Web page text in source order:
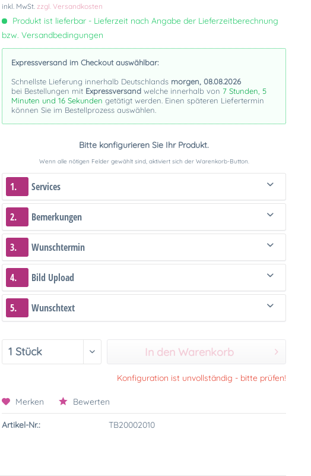
inkl. MwSt.zzgl. Versandkosten
Produkt ist lieferbar - Lieferzeit nach Angabe der Lieferzeitberechnung
bzw. Versandbedingungen
Expressversand im Checkout auswählbar:
Schnellste Lieferung innerhalb Deutschlands morgen, 08.08.2026
bei Bestellungen mit Expressversand welche innerhalb von7 Stunden, 5
Minuten und 16 Sekunden getätigt werden. Einen späteren Liefertermin
können Sie im Bestellprozess auswählen.
Bitte konfigurieren Sie Ihr Produkt.
Wenn alle nötigen Felder gewählt sind, aktiviert sich der Warenkorb-Button.
1. Services
2. Bemerkungen
3. Wunschtermin
4. Bild Upload
5. Wunschtext
In den Warenkorb
Konfiguration ist unvollständig - bitte prüfen!
Merken Bewerten
Artikel-Nr.: TB20002010